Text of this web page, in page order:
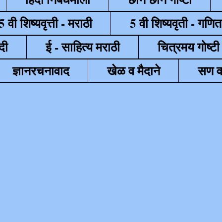
वी शिष्यवृत्ती - मराठी
5 वी शिष्यवृती - गणित
ई - साहित्य मराठी
चित्रमय गोष्टी
ज्ञानरचनावाद खेळ व मैदाने
सण